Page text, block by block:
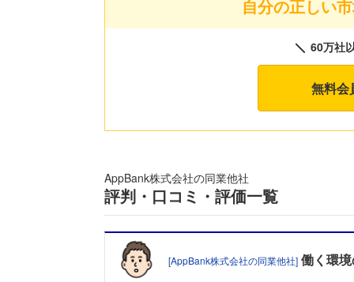
自分の正しい
60万社
無料会
AppBank株式会社の同業他社
評判・口コミ・評価一覧
[AppBank株式会社の同業他社] 働く環境